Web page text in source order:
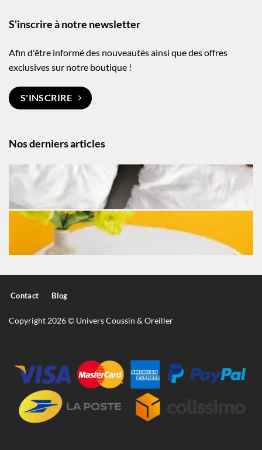
Nos derniers articles
S'inscrire à notre newsletter
Afin d'être informé des nouveautés ainsi que des offres
exclusives sur notre boutique !
S'INSCRIRE
Contact Blog
Copyright 2026 © Univers Coussin & Oreiller